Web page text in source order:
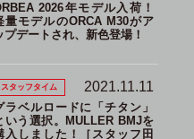
2026年モデル入荷！
量モデルのORCA M30がア
プデートされ、新色登場！
スタッフタイム 2021.11.11
ラベルロードに「チタン」
いう選択。MULLER BMJを
入しました！［スタッフ田